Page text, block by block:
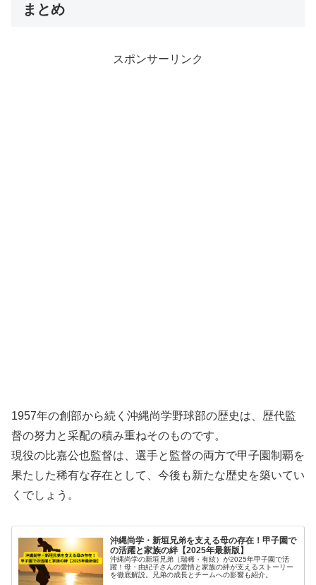
まとめ
スポンサーリンク
1957年の創部から続く沖縄尚学野球部の歴史は、歴代監
督の努力と采配の積み重ねそのものです。
現役の比嘉公也監督は、選手と監督の両方で甲子園制覇を
果たした稀有な存在として、今後も新たな歴史を築いてい
くでしょう。
沖縄尚学・新垣兄弟を支える母の存在！甲子園で
の活躍と家族の絆【2025年最新版】
沖縄尚学の新垣兄弟（瑞稀・有絃）が2025年甲子園で活
躍！母・由紀子さんの愛情と家族の絆が支えるストーリー
を徹底解説。兄弟の成長とチームへの影響も紹介。